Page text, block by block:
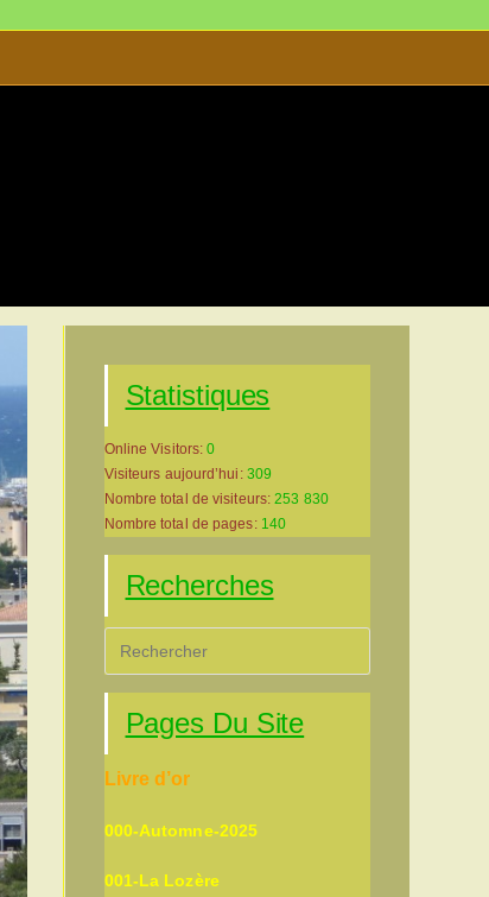
Statistiques
Online Visitors:0
Visiteurs aujourd’hui: 309
Nombre total de visiteurs:253 830
Nombre total de pages: 140
Recherches
Escape
Pages Du Site
Livre d’or
000-Automne-2025
001-La Lozère